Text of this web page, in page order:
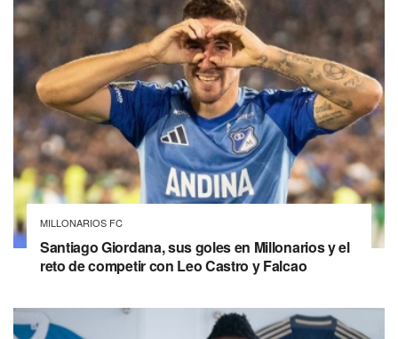
MILLONARIOS FC
Santiago Giordana, sus goles en Millonarios y el
reto de competir con Leo Castro y Falcao